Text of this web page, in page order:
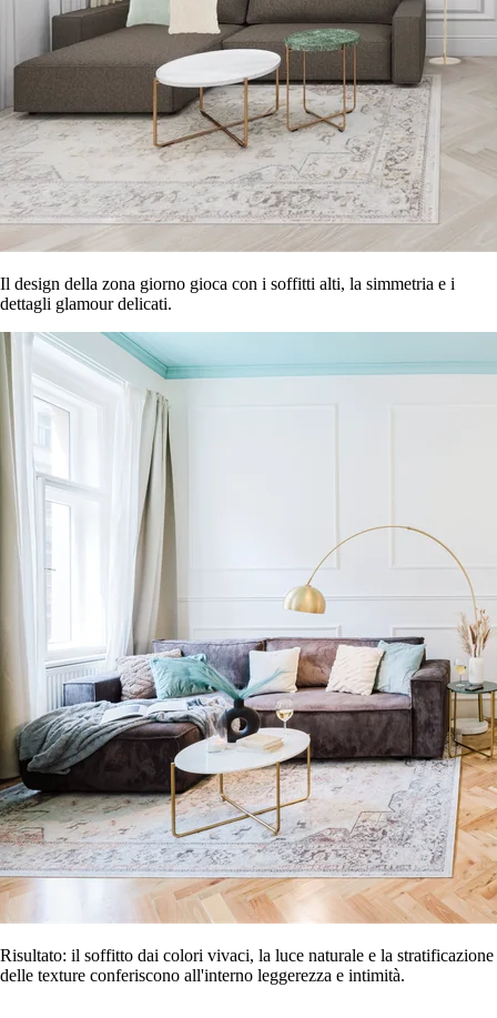
Il design della zona giorno gioca con i soffitti alti, la simmetria e i
dettagli glamour delicati.
Risultato: il soffitto dai colori vivaci, la luce naturale e la stratificazione
delle texture conferiscono all'interno leggerezza e intimità.